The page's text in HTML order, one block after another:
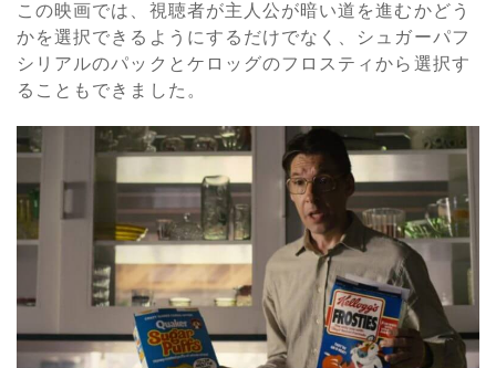
この映画では、視聴者が主人公が暗い道を進むかどう
かを選択できるようにするだけでなく、シュガーパフ
シリアルのパックとケロッグのフロスティから選択す
ることもできました。